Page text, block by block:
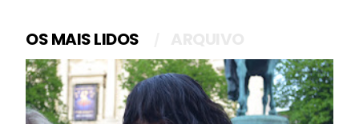
OS MAIS LIDOS